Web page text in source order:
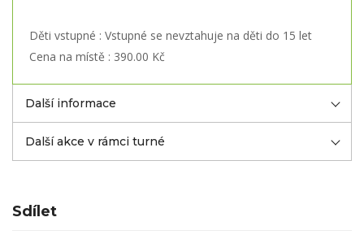
Děti vstupné : Vstupné se nevztahuje na děti do 15 let
Cena na místě : 390.00 Kč
Další informace
Další akce v rámci turné
Sdílet